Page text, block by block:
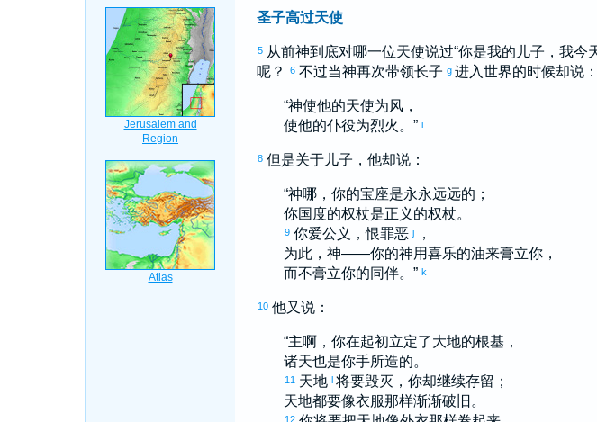
圣子高过天使
5 从前神到底对哪一位天使说过“你是我的儿子，我今
呢？ 6 不过当神再次带领长子 g 进入世界的时候却说
“神使他的天使为风，
使他的仆役为烈火。” i
8 但是关于儿子，他却说：
“神哪，你的宝座是永永远远的；
你国度的权杖是正义的权杖。
9 你爱公义，恨罪恶 j
，
为此，神——你的神用喜乐的油来膏立你，
而不膏立你的同伴。” k
10 他又说：
“主啊，你在起初立定了大地的根基，
诸天也是你手所造的。
11 天地 l 将要毁灭，你却继续存留；
天地都要像衣服那样渐渐破旧。
12